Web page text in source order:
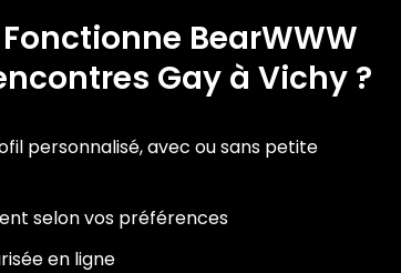
BearWWW
Gay à Vichy ?
personnalisé, avec ou sans petite
selon vos préférences
en ligne